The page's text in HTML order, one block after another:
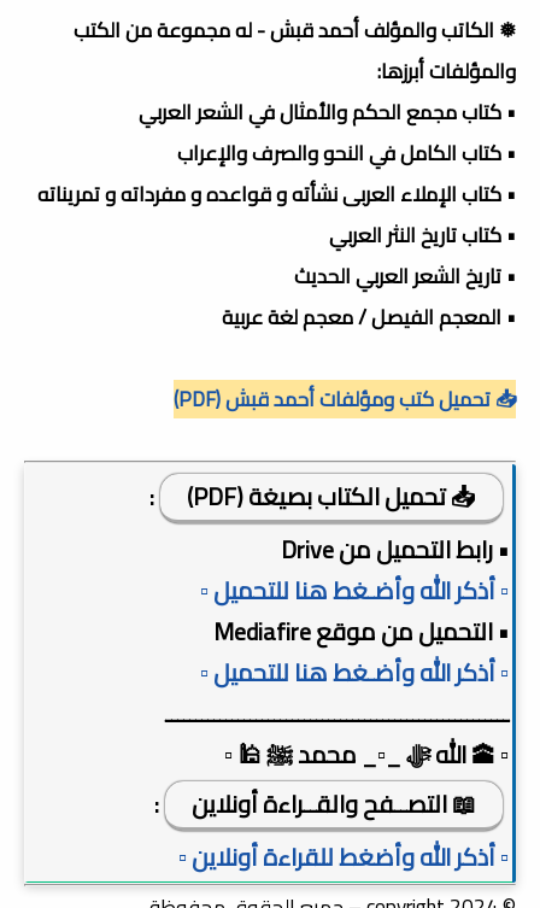
❅ الكاتب والمؤلف أحمد قبش - له مجموعة من الكتب
والمؤلفات أبرزها:
• كتاب مجمع الحكم والأمثال في الشعر العربي
• كتاب الكامل في النحو والصرف والإعراب
• كتاب الإملاء العربى نشأته و قواعده و مفرداته و تمريناته
• كتاب تاريخ النثر العربي
• تاريخ الشعر العربي الحديث
• المعجم الفيصل / معجم لغة عربية
📥 تحميل كتب ومؤلفات أحمد قبش (PDF)
📥 تحميل الكتاب بصيغة (PDF)
:
• رابط التحميل من Drive
▫️ أذكر الله وأضـغط هنا للتحميل ▫️
• التحميل من موقع Mediafire
▫️ أذكر الله وأضـغط هنا للتحميل ▫️
ـــــــــــــــــــــــــــــــــــــــــــــــــــــــــ
▫️ 🕋 الله ﷻ _▫️_ محمد ﷺ 🕌 ▫️
📖 التصــفح والقــراءة أونلاين
:
▫️ أذكر الله وأضغط للقراءة أونلاين ▫️